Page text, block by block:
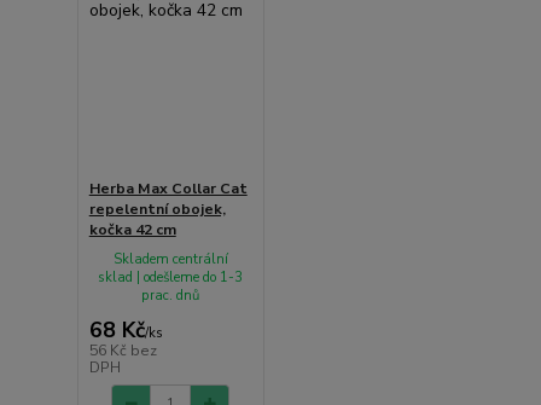
Herba Max Collar Cat
repelentní obojek,
kočka 42 cm
68 Kč/ks
56 Kč bez
DPH
Skladem centrální
sklad | odešleme do 1-3
prac. dnů